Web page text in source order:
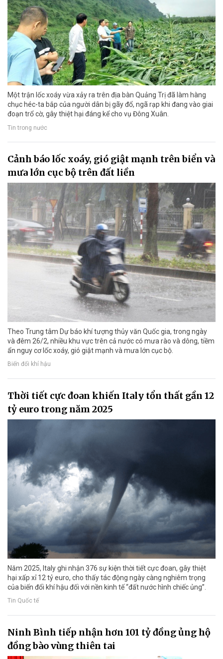
Một trận lốc xoáy vừa xảy ra trên địa bàn Quảng Trị đã làm hàng
chục héc-ta bắp của người dân bị gãy đổ, ngã rạp khi đang vào giai
đoạn trổ cờ, gây thiệt hại đáng kể cho vụ Đông Xuân.
Tin trong nước
Cảnh báo lốc xoáy, gió giật mạnh trên biển và
mưa lớn cục bộ trên đất liền
Theo Trung tâm Dự báo khí tượng thủy văn Quốc gia, trong ngày
và đêm 26/2, nhiều khu vực trên cả nước có mưa rào và dông, tiềm
ẩn nguy cơ lốc xoáy, gió giật mạnh và mưa lớn cục bộ.
Biến đổi khí hậu
Thời tiết cực đoan khiến Italy tổn thất gần 12
tỷ euro trong năm 2025
Năm 2025, Italy ghi nhận 376 sự kiện thời tiết cực đoan, gây thiệt
hại xấp xỉ 12 tỷ euro, cho thấy tác động ngày càng nghiêm trọng
của biến đổi khí hậu đối với nền kinh tế “đất nước hình chiếc ủng”.
Tin Quốc tế
Ninh Bình tiếp nhận hơn 101 tỷ đồng ủng hộ
đồng bào vùng thiên tai